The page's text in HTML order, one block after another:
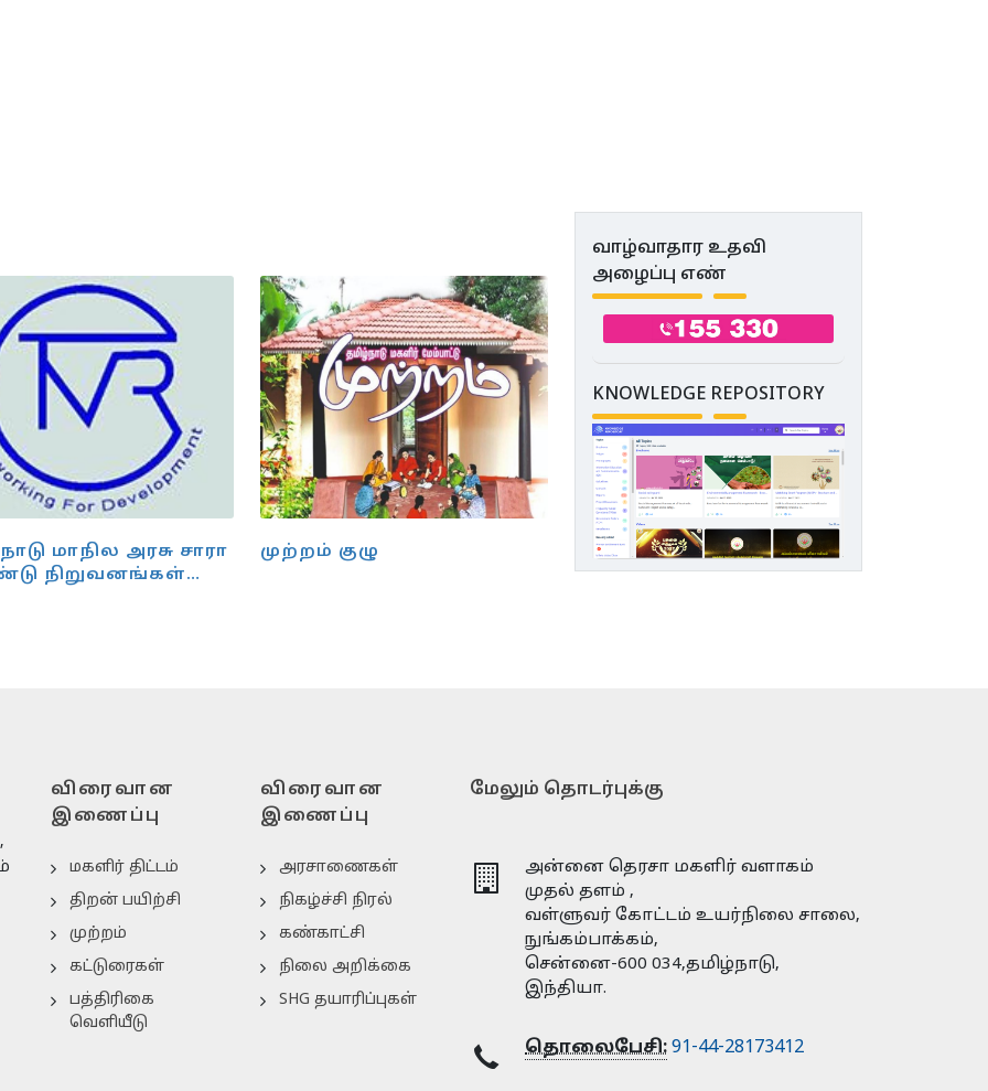
மாநில அரசு சாரா
நிறுவனங்கள்
முற்றம் குழு
வாழ்வாதார உதவி
அழைப்பு எண்
KNOWLEDGE REPOSITORY
விரைவான
இணைப்பு
மகளிர் திட்டம்
திறன் பயிற்சி
முற்றம்
கட்டுரைகள்
பத்திரிகை
வெளியீடு
விரைவான
இணைப்பு
அரசாணைகள்
நிகழ்ச்சி நிரல்
கண்காட்சி
நிலை அறிக்கை
SHG தயாரிப்புகள்
மேலும் தொடர்புக்கு
அன்னை தெரசா மகளிர் வளாகம்
முதல் தளம் ,
வள்ளுவர் கோட்டம் உயர்நிலை சாலை,
நுங்கம்பாக்கம்,
சென்னை-600 034,தமிழ்நாடு,
இந்தியா.
தொலைபேசி: 91-44-28173412